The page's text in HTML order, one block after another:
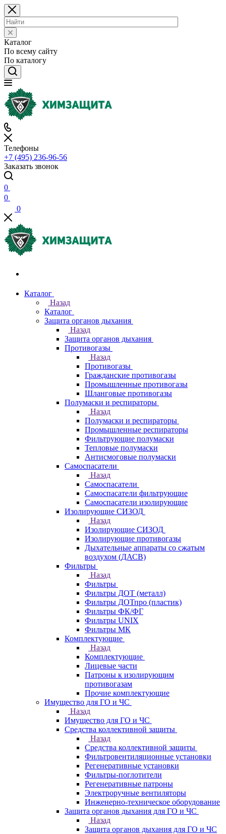
Каталог
По всему сайту
По каталогу
Телефоны
+7 (495) 236-96-56
Заказать звонок
0
0
0
Каталог
Назад
Каталог
Защита органов дыхания
Назад
Защита органов дыхания
Противогазы
Назад
Противогазы
Гражданские противогазы
Промышленные противогазы
Шланговые противогазы
Полумаски и респираторы
Назад
Полумаски и респираторы
Промышленные респираторы
Фильтрующие полумаски
Тепловые полумаски
Антисмоговые полумаски
Самоспасатели
Назад
Самоспасатели
Самоспасатели фильтрующие
Самоспасатели изолирующие
Изолирующие СИЗОД
Назад
Изолирующие СИЗОД
Изолирующие противогазы
Дыхательные аппараты со сжатым
воздухом (ДАСВ)
Фильтры
Назад
Фильтры
Фильтры ДОТ (металл)
Фильтры ДОТпро (пластик)
Фильтры ФК/ФГ
Фильтры UNIX
Фильтры МК
Комплектующие
Назад
Комплектующие
Лицевые части
Патроны к изолирующим
противогазам
Прочие комплектующие
Имущество для ГО и ЧС
Назад
Имущество для ГО и ЧС
Средства коллективной защиты
Назад
Средства коллективной защиты
Фильтровентиляционные установки
Регенеративные установки
Фильтры-поглотители
Регенеративные патроны
Электроручные вентиляторы
Инженерно-техническое оборудование
Защита органов дыхания для ГО и ЧС
Назад
Защита органов дыхания для ГО и ЧС